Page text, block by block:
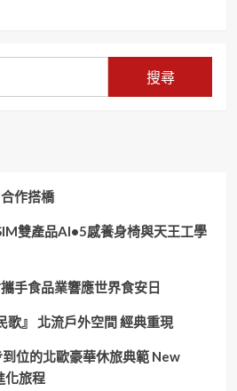
作搭橋
雙產品AI•5感養身椅與天王工學
手食品業響應世界食安日
』 北流戶外空間 經典重現
位的北歐豪華休旅典範 New
化旅程